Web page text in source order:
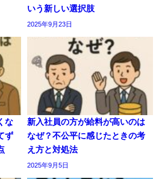
いう新しい選択肢
2025年9月23日
な
ず
新入社員の方が給料が高いのは
なぜ？不公平に感じたときの考
え方と対処法
2025年9月5日